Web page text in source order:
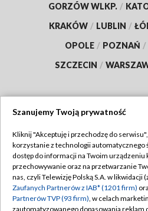
GORZÓW WLKP. /
KRAKÓW / LUBLIN /
OPOLE / POZNAŃ /
SZCZECIN /
TVP
Abonament TVP
Emisja w TVP
Centrum informacji TVP
Polityka
Moje
Szanujemy Twoją prywatność
Kliknij "Akceptuję i przechodzę do
korzystanie z technologii automatycznego
dostęp do informacji na Twoim urządzeniu
przechowywanie oraz na przetwarzanie
nas, czyli Telewizję Polską S.A. w likwidacji
Zaufanych Partnerów z IAB* (1201 firm)
Partnerów TVP (93 firm), w celach
zautomatyzowanego dopasowania reklam